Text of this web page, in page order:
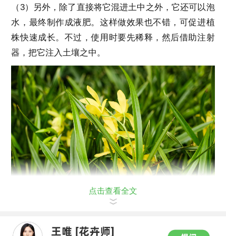
（3）另外，除了直接将它混进土中之外，它还可以泡
水，最终制作成液肥。这样做效果也不错，可促进植
株快速成长。不过，使用时要先稀释，然后借助注射
器，把它注入土壤之中。
点击查看全文